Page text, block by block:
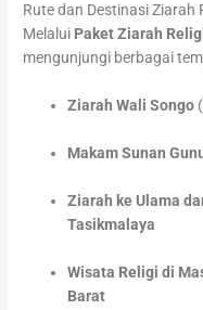
Rute dan Destinasi Ziarah
Melalui Paket Ziarah
mengunjungi berbagai
Ziarah Wali Songo
Makam Sunan
Ziarah ke Ulama
Tasikmalaya
Wisata Religi di
Barat